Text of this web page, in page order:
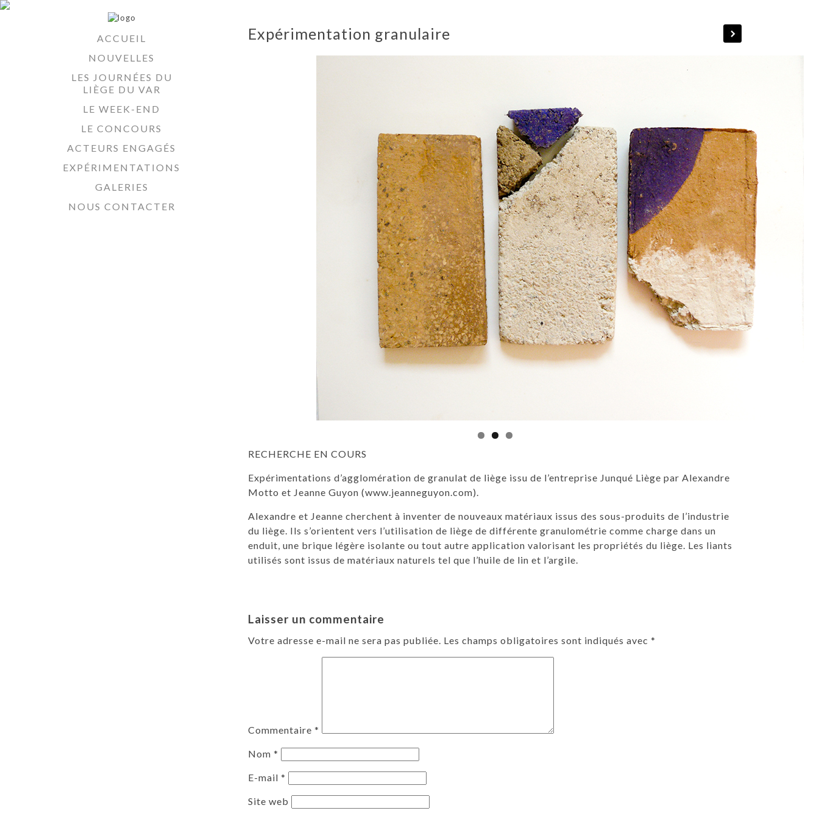
ACCUEIL
NOUVELLES
LES JOURNÉES DU
LIÈGE DU VAR
LE WEEK-END
LE CONCOURS
ACTEURS ENGAGÉS
EXPÉRIMENTATIONS
GALERIES
NOUS CONTACTER
Expérimentation granulaire
RECHERCHE EN COURS
Expérimentations d’agglomération de granulat de liège issu de l’entreprise Junqué Liège par Alexandre
Motto et Jeanne Guyon (www.jeanneguyon.com).
Alexandre et Jeanne cherchent à inventer de nouveaux matériaux issus des sous-produits de l’industrie
du liège. Ils s’orientent vers l’utilisation de liège de différente granulométrie comme charge dans un
enduit, une brique légère isolante ou tout autre application valorisant les propriétés du liège. Les liants
utilisés sont issus de matériaux naturels tel que l’huile de lin et l’argile.
Laisser un commentaire
Votre adresse e-mail ne sera pas publiée. Les champs obligatoires sont indiqués avec *
Commentaire *
Nom *
E-mail *
Site web